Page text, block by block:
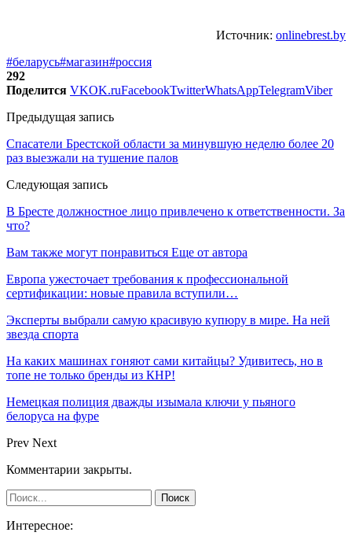
Источник: onlinebrest.by
#беларусь#магазин#россия
292
Поделится VKOK.ruFacebookTwitterWhatsAppTelegramViber
Предыдущая запись
Спасатели Брестской области за минувшую неделю более 20
раз выезжали на тушение палов
Следующая запись
В Бресте должностное лицо привлечено к ответственности. За
что?
Вам также могут понравиться Еще от автора
Европа ужесточает требования к профессиональной
сертификации: новые правила вступили…
Эксперты выбрали самую красивую купюру в мире. На ней
звезда спорта
На каких машинах гоняют сами китайцы? Удивитесь, но в
топе не только бренды из КНР!
Немецкая полиция дважды изымала ключи у пьяного
белоруса на фуре
Prev Next
Комментарии закрыты.
Интересное: